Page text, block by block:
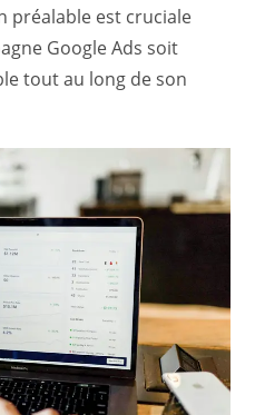
préalable est cruciale
Google Ads soit
tout au long de son